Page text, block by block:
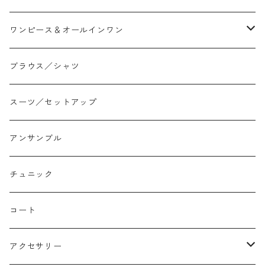
スリム/スキニー
ジョガー
イージーパンツ/履き込み
コクーン/バレル/カーブ
ストレート
フレア
アシンメトリー/切り替え
プリント柄
チェック
リバーシブル
バルーン
Tシャツ
ロンtee
ノースリーブ
ワンピース＆オールインワン
ワンピース
ジャンスカ
サロペット オールインワン
ブラウス／シャツ
スーツ／セットアップ
アンサンブル
チュニック
コート
アクセサリー